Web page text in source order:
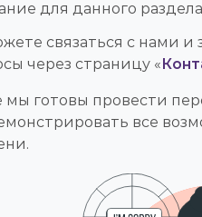
для данного
связаться с нами и
через страницу «
готовы провести
все